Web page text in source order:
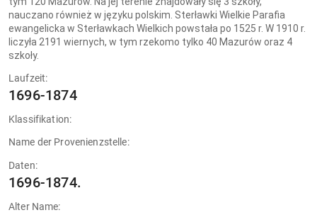
nauczano również w języku polskim. Sterławki Wielkie Parafia
ewangelicka w Sterławkach Wielkich powstała po 1525 r. W 1910 r.
liczyła 2191 wiernych, w tym rzekomo tylko 40 Mazurów oraz 4
szkoły.
Laufzeit:
1696-1874
Klassifikation:
Name der Provenienzstelle:
Daten:
1696-1874.
Alter Name: